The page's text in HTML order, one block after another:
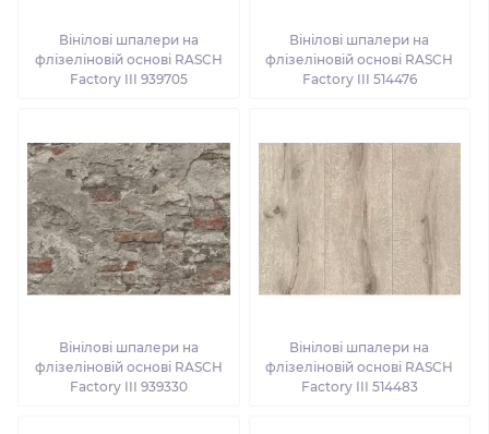
Вінілові шпалери на
флізеліновій основі RASCH
Factory III 939705
Вінілові шпалери на
флізеліновій основі RASCH
Factory III 514476
Вінілові шпалери на
флізеліновій основі RASCH
Factory III 939330
Вінілові шпалери на
флізеліновій основі RASCH
Factory III 514483